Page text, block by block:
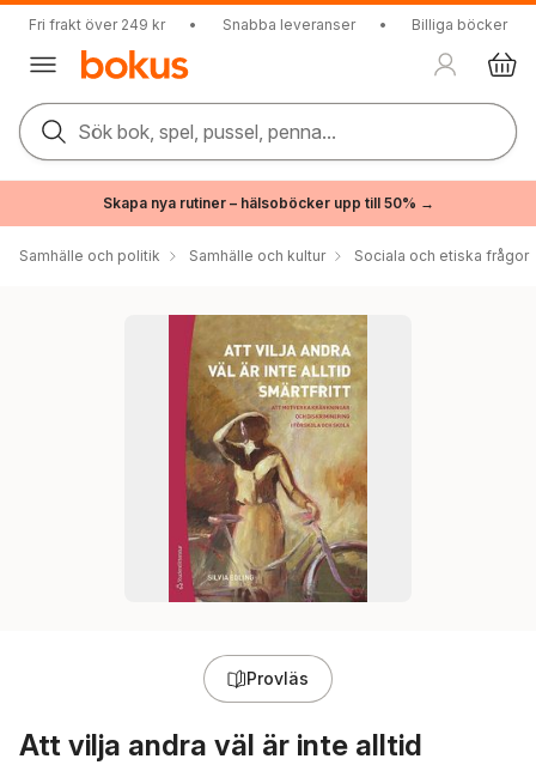
Fri frakt över 249 kr • Snabba leveranser • Billiga böcker
Sök bok, spel, pussel, penna...
Skapa nya rutiner – hälsoböcker upp till 50% →
Samhälle och politik Samhälle och kultur Sociala och etiska frågor
Provläs
Att vilja andra väl är inte alltid